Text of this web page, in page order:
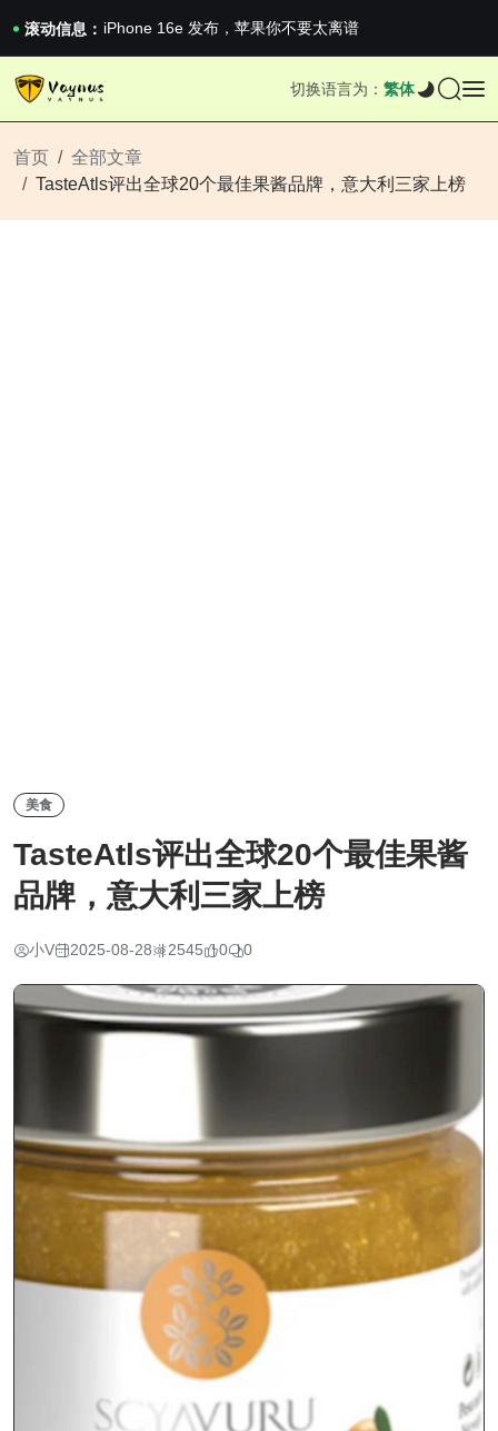
滚动信息： iPhone 16e 发布，苹果你不要太离谱
2026澳网男单收官：全满贯对上全满亚，德约...
《巅峰守卫 Highguard》正式上线，官...
切换语言为： 繁体
首页
全部文章
TasteAtls评出全球20个最佳果酱品牌，意大利三家上榜
美食
TasteAtls评出全球20个最佳果酱
品牌，意大利三家上榜
小V 2025-08-28 2545 0 0